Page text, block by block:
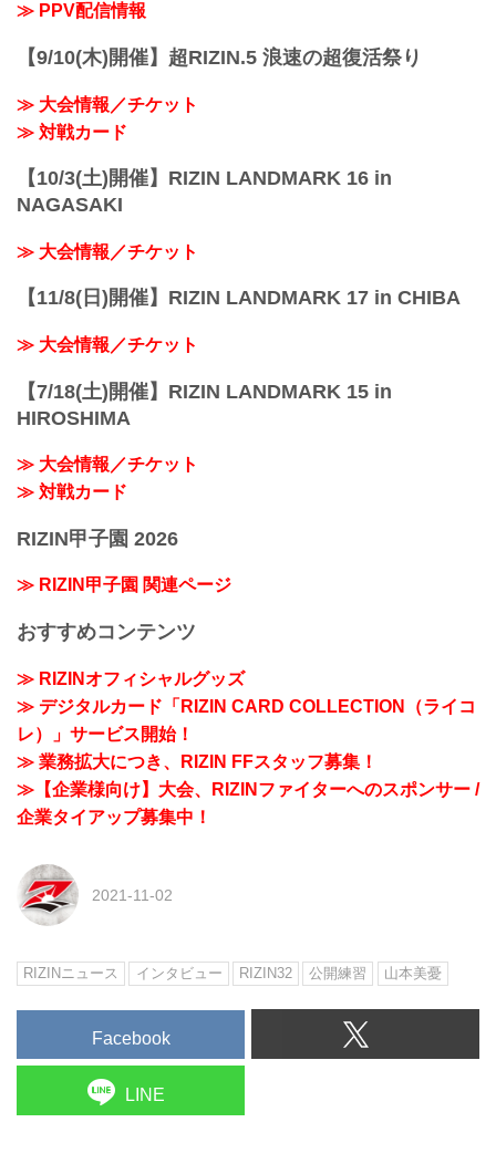
2021年11月20日（土）12:30開場（予
≫ PPV配信情報
【9/10(木)開催】超RIZIN.5 浪速の超復活祭り
≫ 大会情報／チケット
≫ 対戦カード
【10/3(土)開催】RIZIN LANDMARK 16 in
NAGASAKI
≫ 大会情報／チケット
【11/8(日)開催】RIZIN LANDMARK 17 in CHIBA
≫ 大会情報／チケット
【7/18(土)開催】RIZIN LANDMARK 15 in
HIROSHIMA
≫ 大会情報／チケット
≫ 対戦カード
RIZIN甲子園 2026
≫ RIZIN甲子園 関連ページ
おすすめコンテンツ
≫ RIZINオフィシャルグッズ
≫ デジタルカード「RIZIN CARD COLLECTION（ライコ
レ）」サービス開始！
≫ 業務拡大につき、RIZIN FFスタッフ募集！
≫【企業様向け】大会、RIZINファイターへのスポンサー /
企業タイアップ募集中！
2021-11-02
RIZINニュース インタビュー RIZIN32 公開練習 山本美憂
Facebook
LINE